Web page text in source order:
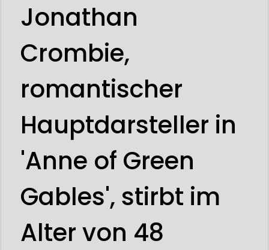
Jonathan
Crombie,
romantischer
Hauptdarsteller in
'Anne of Green
Gables', stirbt im
Alter von 48